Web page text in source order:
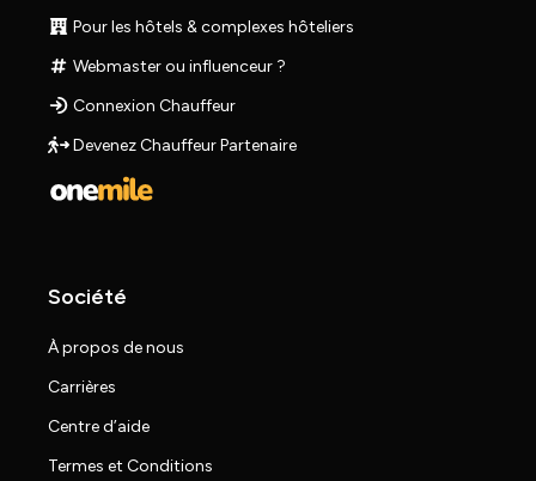
Pour les hôtels & complexes hôteliers
Webmaster ou influenceur ?
Connexion Chauffeur
Devenez Chauffeur Partenaire
Société
À propos de nous
Carrières
Centre d’aide
Termes et Conditions